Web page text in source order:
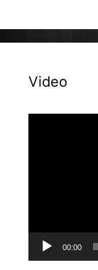
Video
00:00